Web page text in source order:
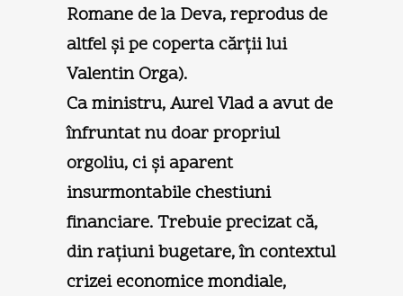
Romane de la Deva, reprodus de
altfel şi pe coperta cărţii lui
Valentin Orga).
Ca ministru, Aurel Vlad a avut de
înfruntat nu doar propriul
orgoliu, ci şi aparent
insurmontabile chestiuni
financiare. Trebuie precizat că,
din raţiuni bugetare, în contextul
crizei economice mondiale,